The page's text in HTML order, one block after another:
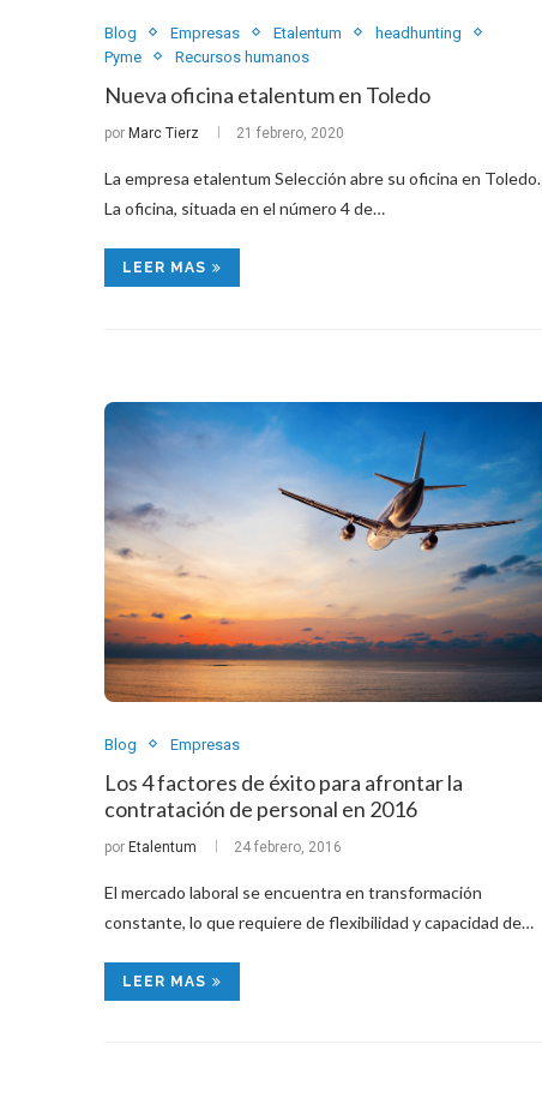
Blog Empresas Etalentum
headhunting
Pyme
Recursos humanos
Nueva oficina etalentum en Toledo
por Marc Tierz 21 febrero, 2020
La empresa etalentum Selección abre su oficina en Toledo.
La oficina, situada en el número 4 de…
LEER MAS
Blog Empresas
Los 4 factores de éxito para afrontar la
contratación de personal en 2016
por Etalentum 24 febrero, 2016
El mercado laboral se encuentra en transformación
constante, lo que requiere de flexibilidad y capacidad de…
LEER MAS